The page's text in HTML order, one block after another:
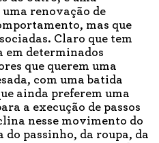
renovação de
mas que
Claro que tem
em determinados
que querem uma
com uma batida
ainda preferem uma
a execução de passos
nesse movimento do
do passinho, da roupa, da